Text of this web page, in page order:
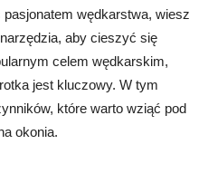
pasjonatem wędkarstwa, wiesz
aby cieszyć się
celem wędkarskim,
jest kluczowy. W tym
które warto wziąć pod
okonia.